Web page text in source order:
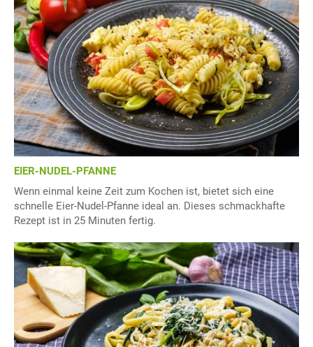
EIER-NUDEL-PFANNE
Wenn einmal keine Zeit zum Kochen ist, bietet sich eine
schnelle Eier-Nudel-Pfanne ideal an. Dieses schmackhafte
Rezept ist in 25 Minuten fertig.